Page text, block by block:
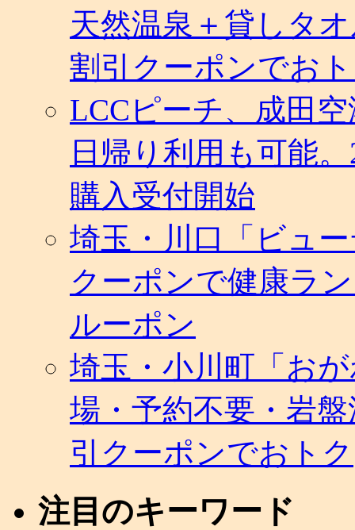
天然温泉＋貸しタ
割引クーポンでお
LCCピーチ、成田
日帰り利用も可能
購入受付開始
埼玉・川口「ビュ
クーポンで健康ラ
ルーポン
埼玉・小川町「お
場・予約不要・岩
引クーポンでおトク
注目のキーワード